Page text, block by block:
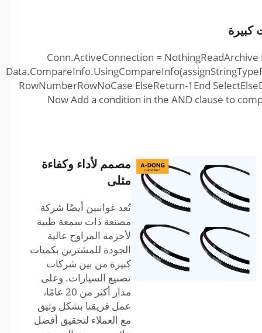
كبيرة
Conn.ActiveConnection =
RowNumberRowNoCase ElseReturn-1End
Now Add a condition in the AND clause to
مصمم لأداء وكفاءة
مثلى
تُعد غوانبين أيضًا شركة
مصنعة ذات سمعة طيبة
لأحزمة المراوح عالية
الجودة للمشترين بكميات
كبيرة من بين شركات
تصنيع السيارات. وعلى
مدار أكثر من 20 عامًا،
عمل فريقنا بشكل وثيق
مع العملاء لتحقيق أفضل